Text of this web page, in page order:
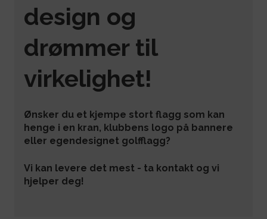
design og
drømmer til
virkelighet!
Ønsker du et kjempe stort flagg som kan
henge i en kran, klubbens logo på bannere
eller egendesignet golfflagg?
Vi kan levere det mest - ta kontakt og vi
hjelper deg!